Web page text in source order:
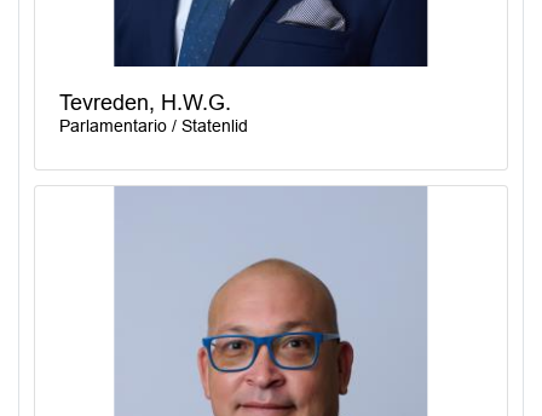
Tevreden, H.W.G.
Parlamentario / Statenlid